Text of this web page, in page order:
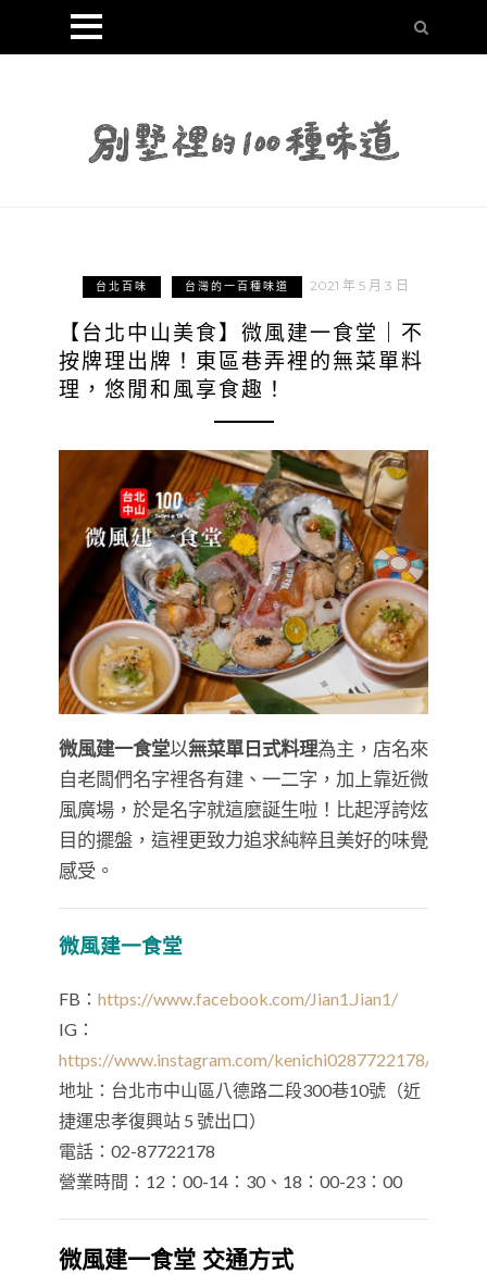
台北百味 台灣的一百種味道 2021 年 5 月 3 日
【台北中山美食】微風建一食堂｜不
按牌理出牌！東區巷弄裡的無菜單料
理，悠閒和風享食趣！
微風建一食堂以無菜單日式料理為主，店名來
自老闆們名字裡各有建、一二字，加上靠近微
風廣場，於是名字就這麼誕生啦！比起浮誇炫
目的擺盤，這裡更致力追求純粹且美好的味覺
感受。
微風建一食堂
FB： https://www.facebook.com/Jian1.Jian1/
IG：
https://www.instagram.com/kenichi0287722178/
地址：台北市中山區八德路二段300巷10號（近
捷運忠孝復興站 5 號出口）
電話：02-87722178
營業時間：12：00-14：30、18：00-23：00
微風建一食堂 交通方式